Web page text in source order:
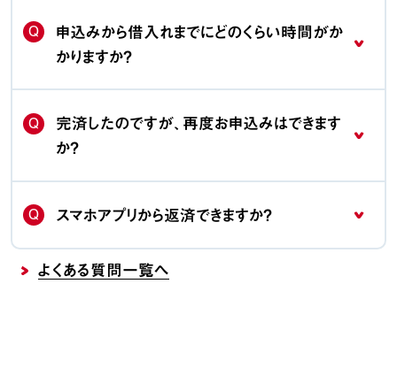
Q
申込みから借入れまでにどのくらい時間がか
かりますか？
Q
完済したのですが、再度お申込みはできます
か？
Q スマホアプリから返済できますか？
よくある質問一覧へ